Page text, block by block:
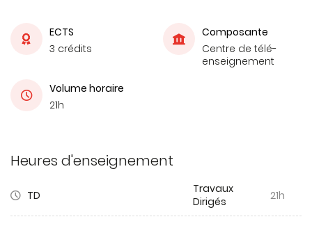
ECTS
3 crédits
Composante
Centre de télé-
enseignement
Volume horaire
21h
Heures d'enseignement
TD
Travaux
Dirigés
21h